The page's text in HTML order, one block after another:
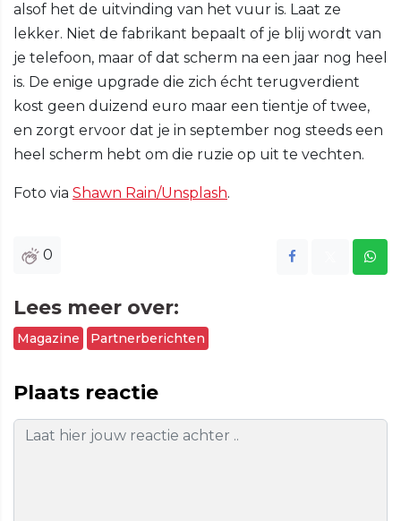
alsof het de uitvinding van het vuur is. Laat ze
lekker. Niet de fabrikant bepaalt of je blij wordt van
je telefoon, maar of dat scherm na een jaar nog heel
is. De enige upgrade die zich écht terugverdient
kost geen duizend euro maar een tientje of twee,
en zorgt ervoor dat je in september nog steeds een
heel scherm hebt om die ruzie op uit te vechten.
Foto via Shawn Rain/Unsplash.
0
Lees meer over:
Magazine Partnerberichten
Plaats reactie